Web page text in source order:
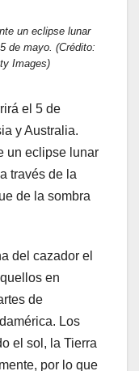
un eclipse lunar
de mayo. (Crédito:
Images)
el 5 de
y Australia.
un eclipse lunar
través de la
de la sombra
del cazador el
en
de
Los
el sol, la Tierra
por lo que